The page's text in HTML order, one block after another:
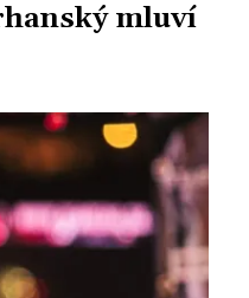
mluví